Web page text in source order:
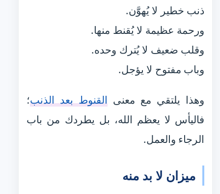
ذنب خطير لا يُهوَّن.
ورحمة عظيمة لا يُقنط منها.
وقلب ضعيف لا يُترك وحده.
وباب مفتوح لا يؤجل.
وهذا يلتقي مع معنى القنوط بعد الذنب؛
فاليأس لا يعظم الله، بل يطردك من باب
الرجاء والعمل.
ميزان لا بد منه